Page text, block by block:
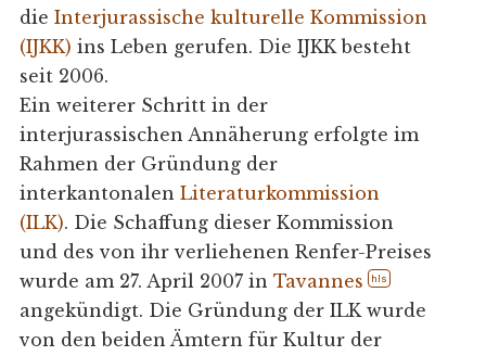
die Interjurassische kulturelle Kommission
(IJKK) ins Leben gerufen. Die IJKK besteht
seit 2006.
Ein weiterer Schritt in der
interjurassischen Annäherung erfolgte im
Rahmen der Gründung der
interkantonalen Literaturkommission
(ILK). Die Schaffung dieser Kommission
und des von ihr verliehenen Renfer-Preises
wurde am 27. April 2007 in Tavannes hls
angekündigt. Die Gründung der ILK wurde
von den beiden Ämtern für Kultur der